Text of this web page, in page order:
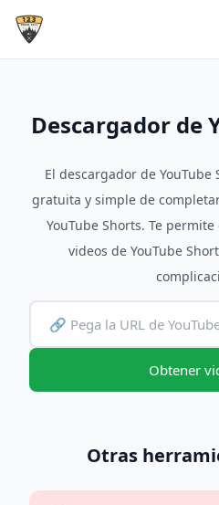
Descargador de
El descargador de
gratuita y simple de
YouTube Shorts. Te
videos de YouTube
Obtener
Otras